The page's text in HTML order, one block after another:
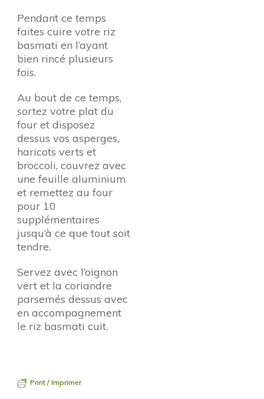
Pendant ce temps
faites cuire votre riz
basmati en l’ayant
bien rincé plusieurs
fois.
Au bout de ce temps,
sortez votre plat du
four et disposez
dessus vos asperges,
haricots verts et
broccoli, couvrez avec
une feuille aluminium
et remettez au four
pour 10
supplémentaires
jusqu’à ce que tout soit
tendre.
Servez avec l’oignon
vert et la coriandre
parsemés dessus avec
en accompagnement
le riz basmati cuit.
Print / Imprimer